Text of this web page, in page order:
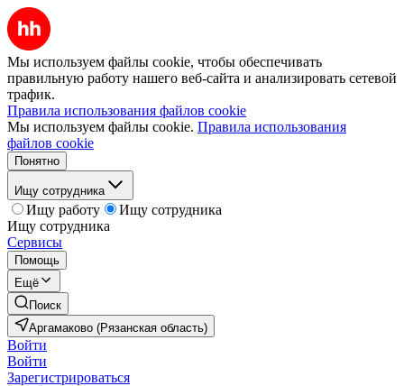
Мы используем файлы cookie, чтобы обеспечивать
правильную работу нашего веб-сайта и анализировать сетевой
трафик.
Правила использования файлов cookie
Мы используем файлы cookie. Правила использования
файлов cookie
Понятно
Ищу сотрудника
Ищу работу
Ищу сотрудника
Ищу сотрудника
Сервисы
Помощь
Ещё
Поиск
Аргамаково (Рязанская область)
Войти
Войти
Зарегистрироваться